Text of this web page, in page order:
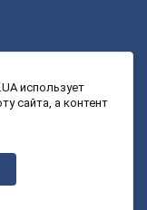
использует
сайта, а контент